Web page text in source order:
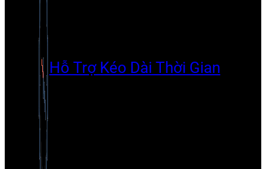
Hỗ Trợ Kéo Dài Thời Gian